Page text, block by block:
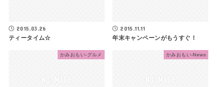
2015.03.26
ティータイム☆
2015.11.11
年末キャンペーンがもうすぐ！
かみおもい-グルメ かみおもい-News